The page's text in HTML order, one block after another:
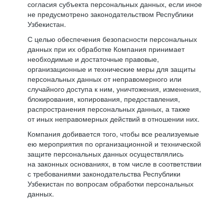
согласия субъекта персональных данных, если иное
не предусмотрено законодательством Республики
Узбекистан.
С целью обеспечения безопасности персональных
данных при их обработке Компания принимает
необходимые и достаточные правовые,
организационные и технические меры для защиты
персональных данных от неправомерного или
случайного доступа к ним, уничтожения, изменения,
блокирования, копирования, предоставления,
распространения персональных данных, а также
от иных неправомерных действий в отношении них.
Компания добивается того, чтобы все реализуемые
ею мероприятия по организационной и технической
защите персональных данных осуществлялись
на законных основаниях, в том числе в соответствии
с требованиями законодательства Республики
Узбекистан по вопросам обработки персональных
данных.